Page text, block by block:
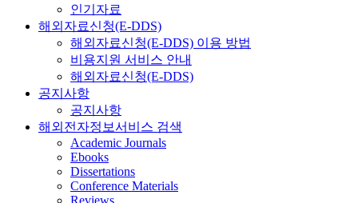
인기자료
해외자료신청(E-DDS)
해외자료신청(E-DDS) 이용 방법
비용지원 서비스 안내
해외자료신청(E-DDS)
공지사항
공지사항
해외전자정보서비스 검색
Academic Journals
Ebooks
Dissertations
Conference Materials
Reviews